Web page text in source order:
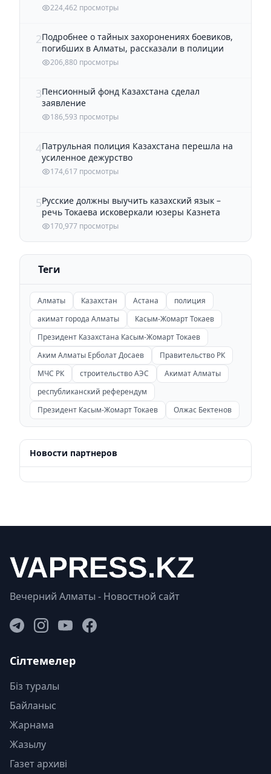
224,462 просмотры
2Подробнее о тайных захоронениях боевиков,
погибших в Алматы, рассказали в полиции
206,880 просмотры
3Пенсионный фонд Казахстана сделал
заявление
186,593 просмотры
4Патрульная полиция Казахстана перешла на
усиленное дежурство
174,617 просмотры
5Русские должны выучить казахский язык –
речь Токаева исковеркали юзеры Казнета
170,977 просмотры
Теги
Алматы Казахстан Астана
полиция
акимат города Алматы
Касым-Жомарт Токаев
Президент Казахстана Касым-Жомарт Токаев
Аким Алматы Ерболат Досаев
Правительство РК
МЧС РК
строительство АЭС
Акимат Алматы
республиканский референдум
Президент Касым-Жомарт Токаев
Олжас Бектенов
Новости партнеров
Вечерний Алматы - Новостной сайт
Сілтемелер
Біз туралы
Байланыс
Жарнама
Жазылу
Газет архиві